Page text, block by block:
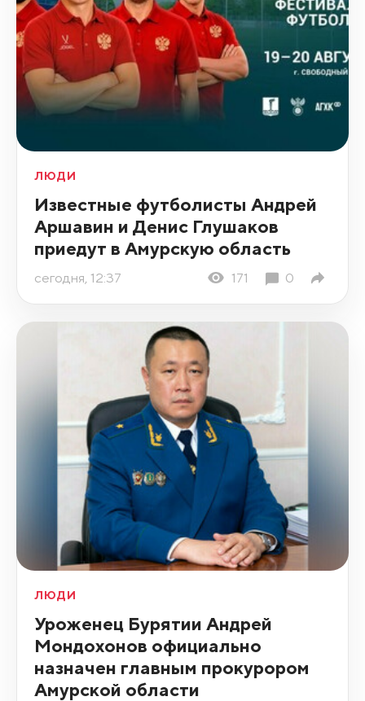
ЛЮДИ
Известные футболисты Андрей
Аршавин и Денис Глушаков
приедут в Амурскую область
сегодня, 12:37 171 0
ЛЮДИ
Уроженец Бурятии Андрей
Мондохонов официально
назначен главным прокурором
Амурской области